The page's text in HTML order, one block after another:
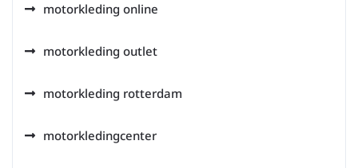
motorkleding online
motorkleding outlet
motorkleding rotterdam
motorkledingcenter